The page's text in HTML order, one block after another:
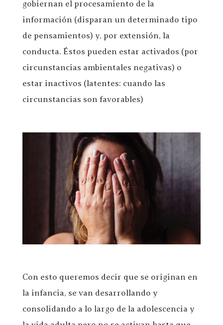
gobiernan el procesamiento de la
información (disparan un determinado tipo
de pensamientos) y, por extensión, la
conducta. Éstos pueden estar activados (por
circunstancias ambientales negativas) o
estar inactivos (latentes: cuando las
circunstancias son favorables)
Con esto queremos decir que se originan en
la infancia, se van desarrollando y
consolidando a lo largo de la adolescencia y